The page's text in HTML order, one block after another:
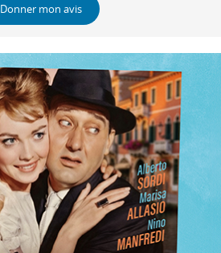
Donner mon avis